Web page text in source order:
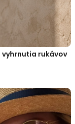
vyhrnutia rukávov